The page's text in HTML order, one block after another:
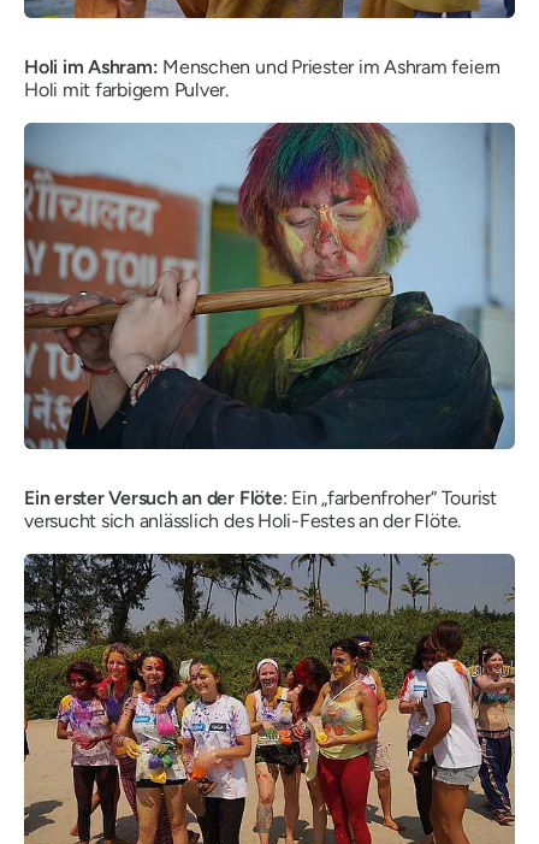
Holi im Ashram: Menschen und Priester im Ashram feiern
Holi mit farbigem Pulver.
Ein erster Versuch an der Flöte: Ein „farbenfroher“ Tourist
versucht sich anlässlich des Holi-Festes an der Flöte.